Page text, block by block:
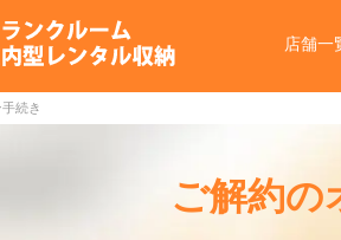
店舗一
続き
ご解約の